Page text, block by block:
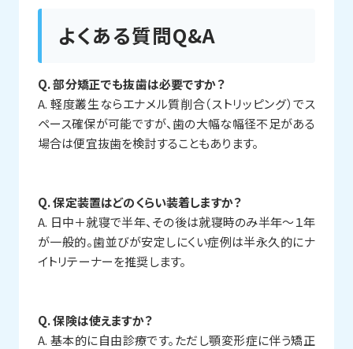
よくある質問Q&A
Q. 部分矯正でも抜歯は必要ですか？
A. 軽度叢生ならエナメル質削合（ストリッピング）でス
ペース確保が可能ですが、歯の大幅な幅径不足がある
場合は便宜抜歯を検討することもあります。
Q. 保定装置はどのくらい装着しますか？
A. 日中＋就寝で半年、その後は就寝時のみ半年～１年
が一般的。歯並びが安定しにくい症例は半永久的にナ
イトリテーナーを推奨します。
Q. 保険は使えますか？
A. 基本的に自由診療です。ただし顎変形症に伴う矯正